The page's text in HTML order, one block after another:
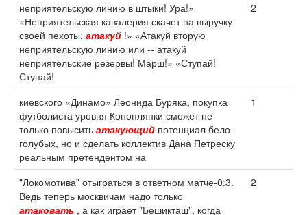
неприятельскую линию в штыки! Ура!»
«Неприятельская кавалерия скачет на выручку
своей пехоты: атакуй !» «Атакуй вторую
неприятельскую линию или -- атакуй
неприятельские резервы! Марш!» «Ступай!
Ступай!
2
киевского «Динамо» Леонида Буряка, покупка
футболиста уровня Коноплянки сможет не
только повысить атакующий потенциал бело-
голубых, но и сделать коллектив Дана Петреску
реальным претендентом на
1
"Локомотива" отыграться в ответном матче-0:3.
Ведь теперь москвичам надо только
атаковать , а как играет "Бешикташ", когда
2